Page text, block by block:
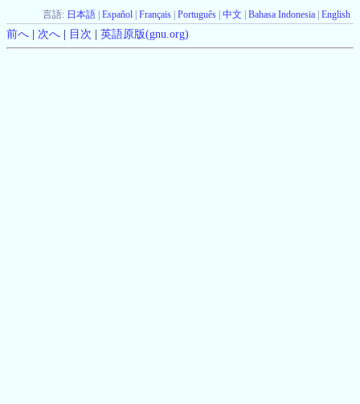
言語: 日本語 Español Français Português 中文 Bahasa Indonesia English
前へ 次へ 目次 英語原版(gnu.org)